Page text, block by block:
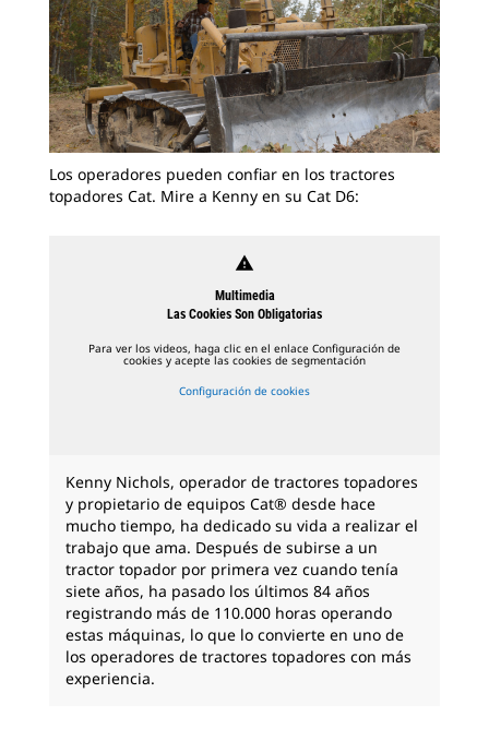
Los operadores pueden confiar en los tractores
topadores Cat. Mire a Kenny en su Cat D6:
warning
Multimedia
Las Cookies Son Obligatorias
Para ver los videos, haga clic en el enlace Configuración de
cookies y acepte las cookies de segmentación
Configuración de cookies
Kenny Nichols, operador de tractores topadores
y propietario de equipos Cat® desde hace
mucho tiempo, ha dedicado su vida a realizar el
trabajo que ama. Después de subirse a un
tractor topador por primera vez cuando tenía
siete años, ha pasado los últimos 84 años
registrando más de 110.000 horas operando
estas máquinas, lo que lo convierte en uno de
los operadores de tractores topadores con más
experiencia.